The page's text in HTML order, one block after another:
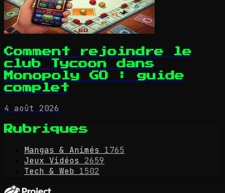
Comment rejoindre le
club Tycoon dans
Monopoly GO : guide
complet
4 août 2026
Rubriques
Mangas & Animés
1765
Jeux Vidéos
2659
Tech & Web 1502